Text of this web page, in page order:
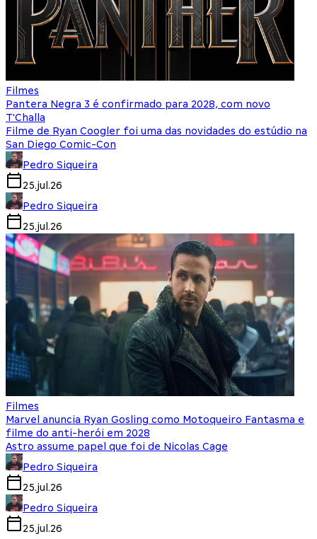
Filmes
Pantera Negra 3 é confirmado para 2028, com novo
T'Challa
Filme de Ryan Coogler foi uma das novidades do estúdio na
San Diego Comic-Con
Pedro Siqueira
25.jul.26
Pedro Siqueira
25.jul.26
Filmes
Marvel anuncia Ryan Gosling como Motoqueiro Fantasma e
filme do anti-herói em 2028
Astro assume papel que foi de Nicolas Cage
Pedro Siqueira
25.jul.26
Pedro Siqueira
25.jul.26